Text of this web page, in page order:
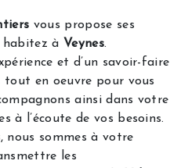
vous propose ses
habitez à Veynes.
et d’un savoir-faire
en oeuvre pour vous
ainsi dans votre
à l’écoute de vos besoins.
, nous sommes à votre
les